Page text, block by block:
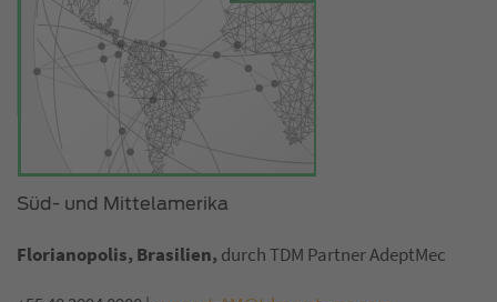
Süd- und Mittelamerika
Florianopolis, Brasilien, durch TDM Partner AdeptMec